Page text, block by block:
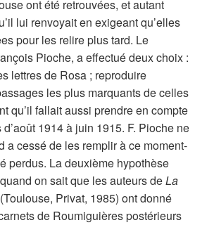
ont été retrouvées, et autant
lui renvoyait en exigeant qu’elles
pour les relire plus tard. Le
Pioche, a effectué deux choix :
lettres de Rosa ; reproduire
les plus marquants de celles
qu’il fallait aussi prendre en compte
1914 à juin 1915. F. Pioche ne
a cessé de les remplir à ce moment-
perdus. La deuxième hypothèse
on sait que les auteurs deLa
(Toulouse, Privat, 1985) ont donné
de Roumiguières postérieurs